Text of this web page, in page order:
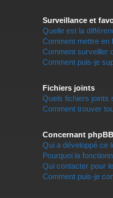
Surveillance et
Quelle est la
Comment mettre en
Comment surveiller
Comment puis-je
Fichiers joints
Quels fichiers joints
Comment trouver
Concernant phpBB
Qui a développé ce
Pourquoi la
Qui contacter pour
Comment puis-je